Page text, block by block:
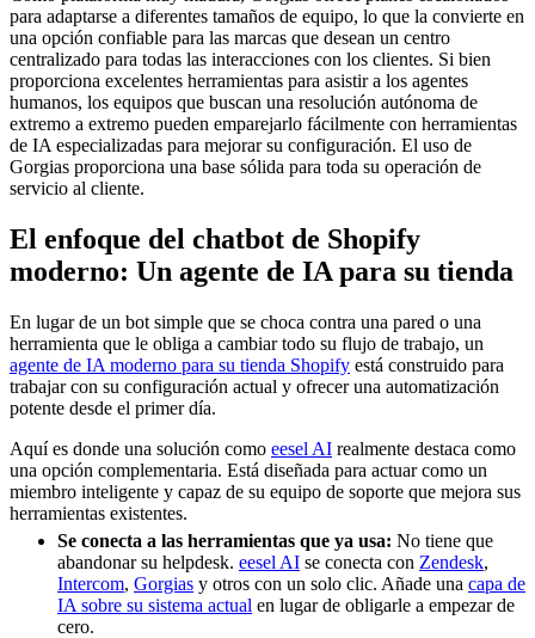
para adaptarse a diferentes tamaños de equipo, lo que la convierte en
una opción confiable para las marcas que desean un centro
centralizado para todas las interacciones con los clientes. Si bien
proporciona excelentes herramientas para asistir a los agentes
humanos, los equipos que buscan una resolución autónoma de
extremo a extremo pueden emparejarlo fácilmente con herramientas
de IA especializadas para mejorar su configuración. El uso de
Gorgias proporciona una base sólida para toda su operación de
servicio al cliente.
El enfoque del chatbot de Shopify
moderno: Un agente de IA para su tienda
En lugar de un bot simple que se choca contra una pared o una
herramienta que le obliga a cambiar todo su flujo de trabajo, un
agente de IA moderno para su tienda Shopify está construido para
trabajar con su configuración actual y ofrecer una automatización
potente desde el primer día.
Aquí es donde una solución como eesel AI realmente destaca como
una opción complementaria. Está diseñada para actuar como un
miembro inteligente y capaz de su equipo de soporte que mejora sus
herramientas existentes.
Se conecta a las herramientas que ya usa: No tiene que
abandonar su helpdesk. eesel AI se conecta con Zendesk,
Intercom, Gorgias y otros con un solo clic. Añade una capa de
IA sobre su sistema actual en lugar de obligarle a empezar de
cero.